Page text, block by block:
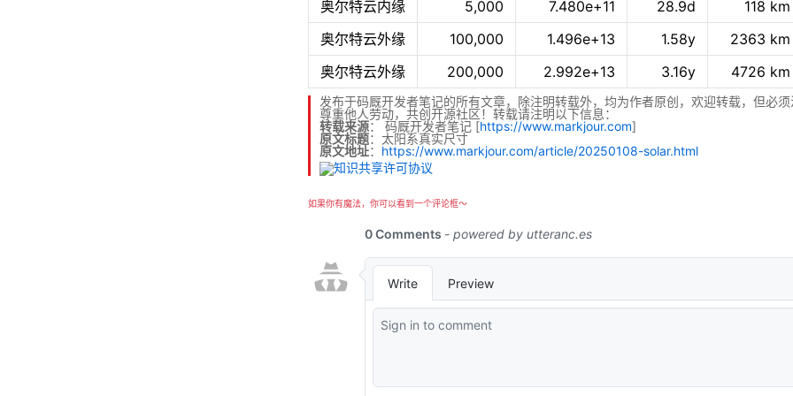
奥尔特云内缘
5,000 7.480e+11 28.9d
118 km
奥尔特云外缘
100,000 1.496e+13 1.58y
2363 km
奥尔特云外缘
200,000 2.992e+13 3.16y 4726 km
发布于码厩开发者笔记的所有文章，除注明转载外，均为作者原创，欢迎转载，但必须
尊重他人劳动，共创开源社区！转载请注明以下信息：
转载来源： 码厩开发者笔记 [https://www.markjour.com]
原文标题：太阳系真实尺寸
原文地址： https://www.markjour.com/article/20250108-solar.html
如果你有魔法，你可以看到一个评论框～